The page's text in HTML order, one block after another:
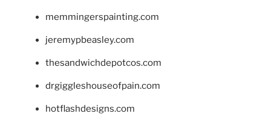
memmingerspainting.com
jeremypbeasley.com
thesandwichdepotcos.com
drgiggleshouseofpain.com
hotflashdesigns.com